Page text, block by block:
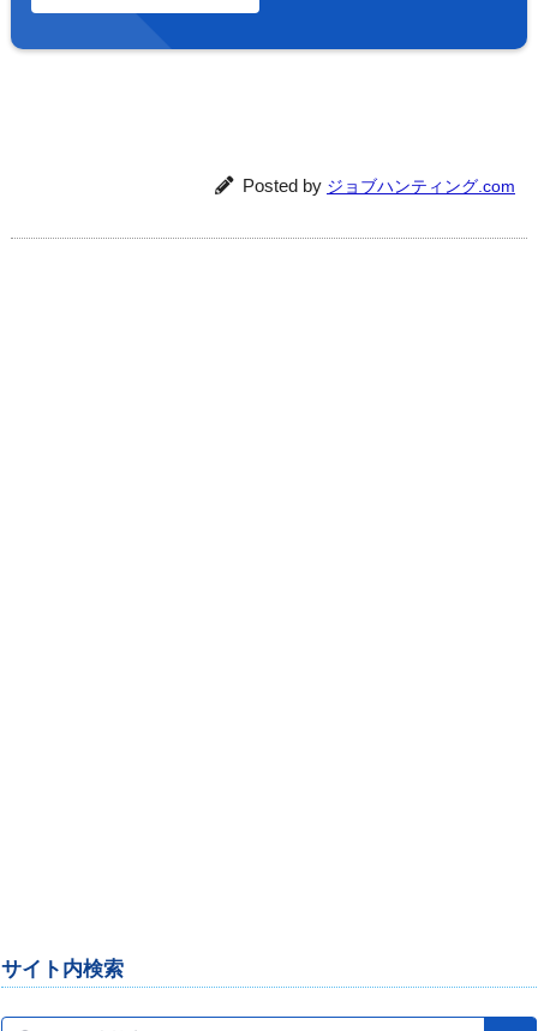
Posted by ジョブハンティング.com
サイト内検索